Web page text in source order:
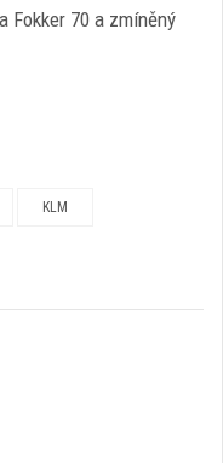
Fokker 70 a zmíněný
KLM